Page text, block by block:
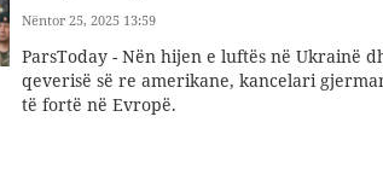
Nëntor 25, 2025 13:59
ParsToday - Nën hijen e luftës në Ukrainë
qeverisë së re amerikane, kancelari
të fortë në Evropë.